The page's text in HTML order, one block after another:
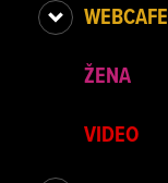
WEBCAFE
ŽENA
VIDEO